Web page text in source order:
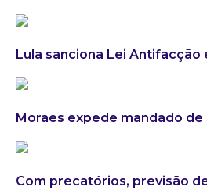
Lula sanciona Lei
Moraes expede mandado
Com precatórios, previsão